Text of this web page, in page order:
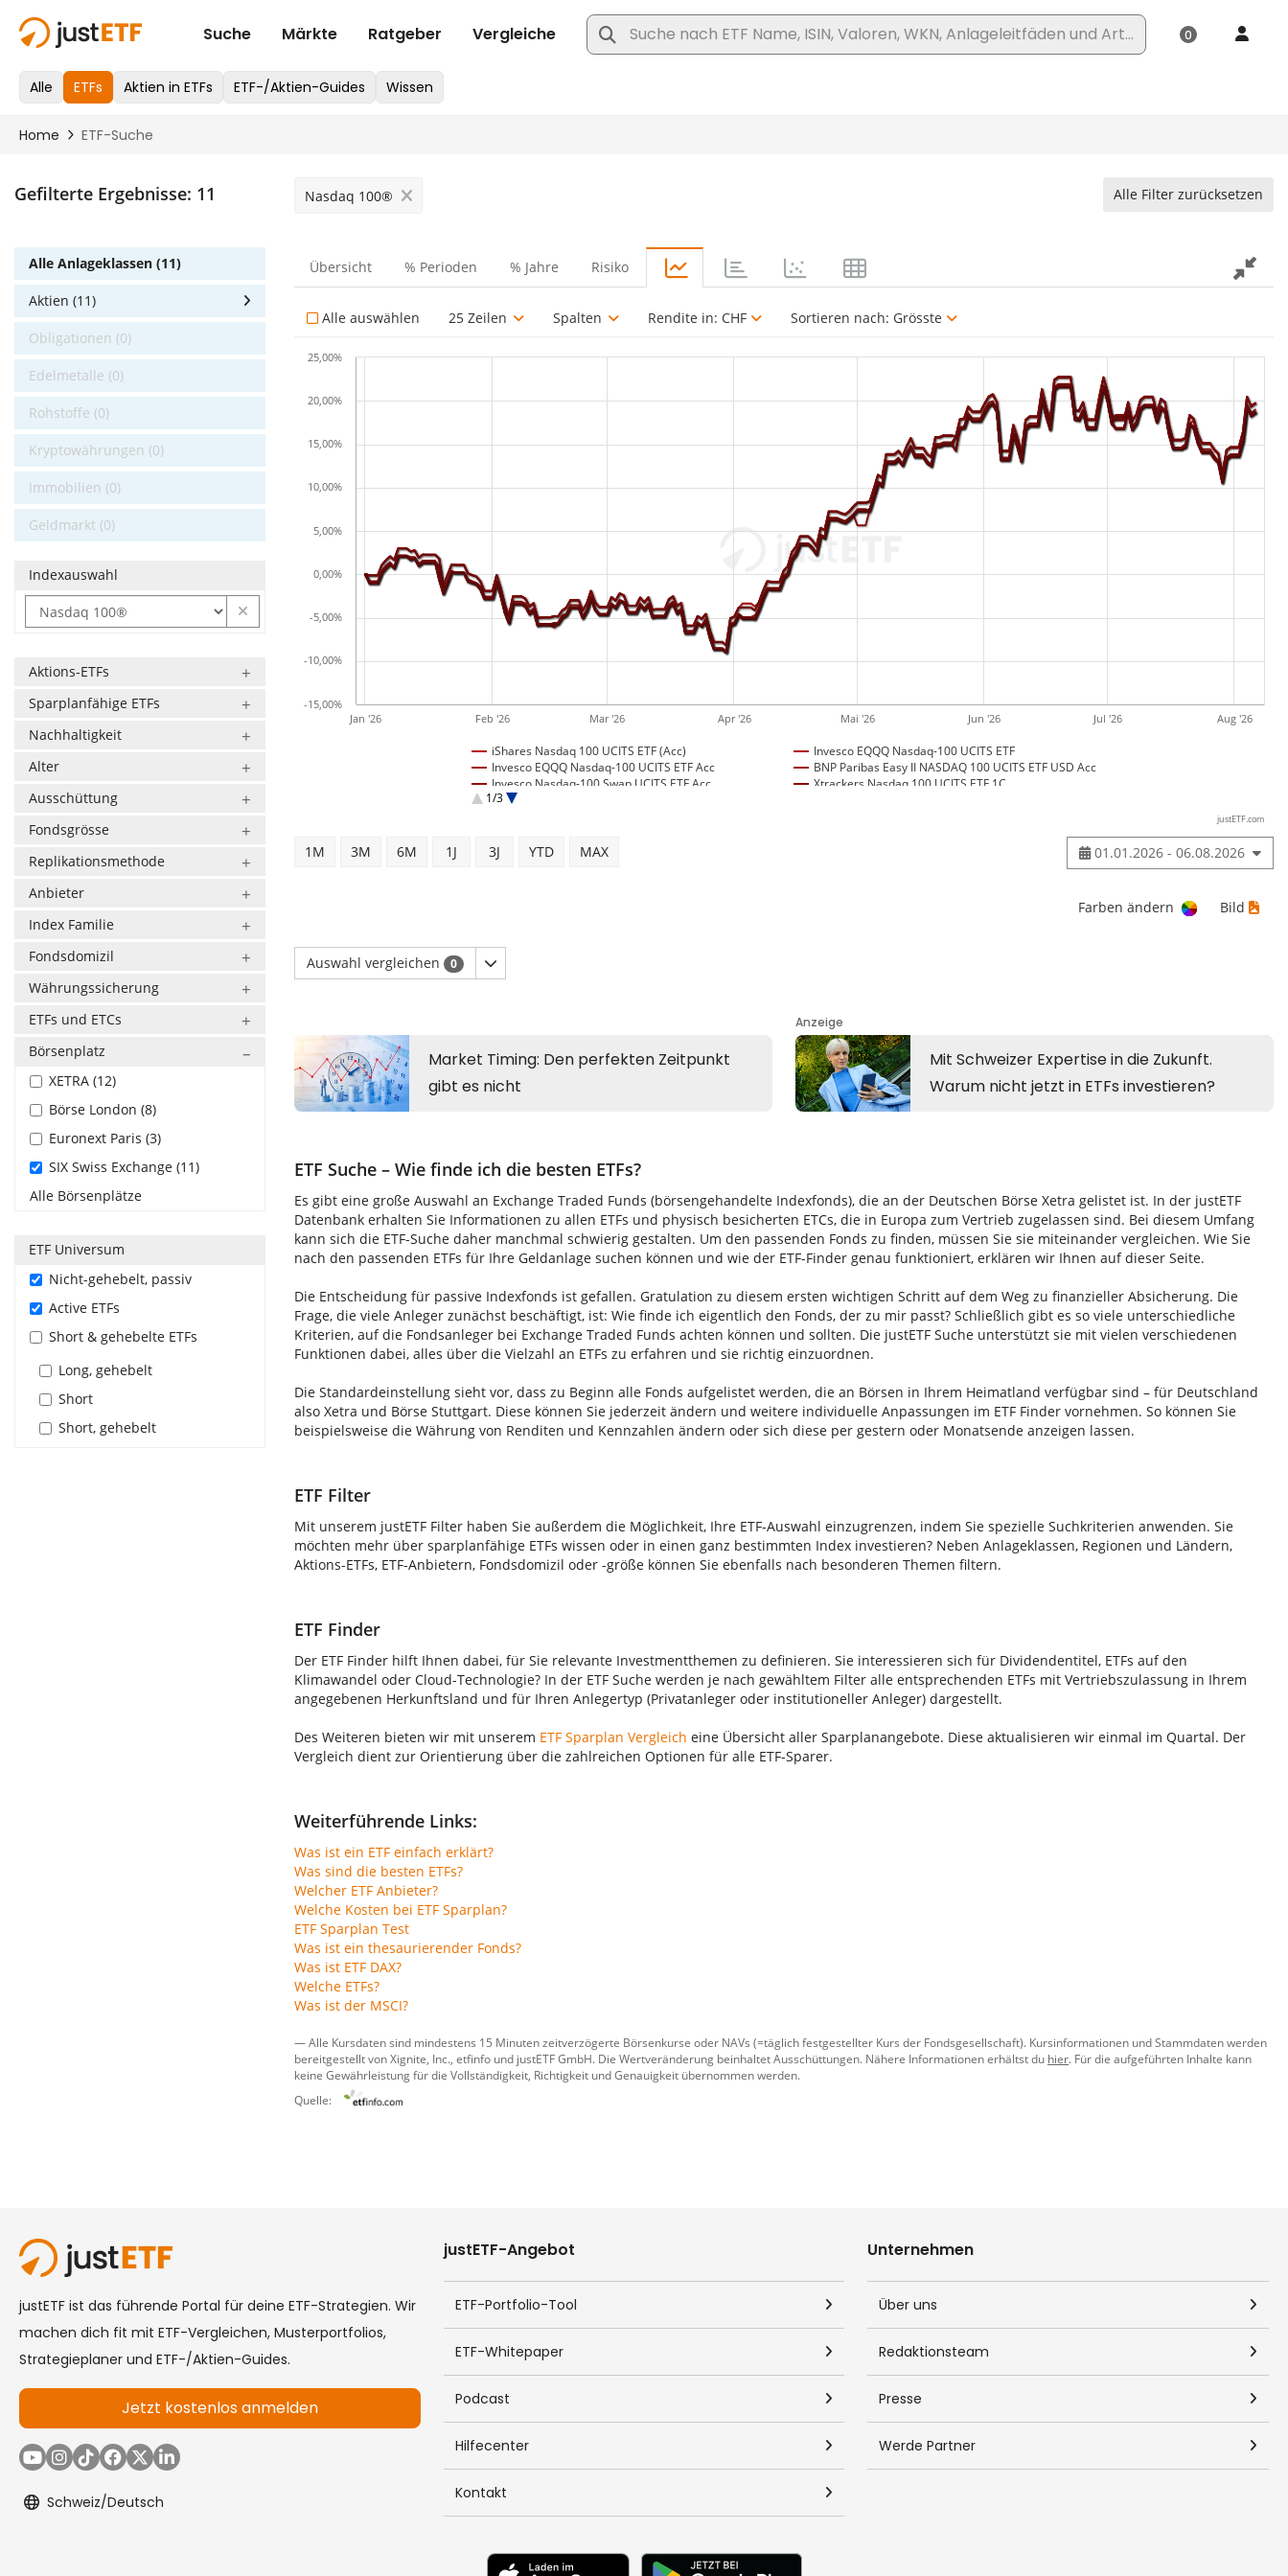
Gefilterte Ergebnisse: 11 Nasdaq 100® Alle Filter zurücksetzen
Alle Anlageklassen (11)
Aktien (11)
Obligationen (0)
Edelmetalle (0)
Rohstoffe (0)
Kryptowährungen (0)
Immobilien (0)
Geldmarkt (0)
Indexauswahl
Aktions-ETFs
Sparplanfähige ETFs
Nachhaltigkeit
Alter
Ausschüttung
Fondsgrösse
Replikationsmethode
Anbieter
Index Familie
Fondsdomizil
Währungssicherung
ETFs und ETCs
Börsenplatz
XETRA (12)
Börse London (8)
Euronext Paris (3)
SIX Swiss Exchange (11)
Alle Börsenplätze
ETF Universum
Nicht-gehebelt, passiv
Active ETFs
Short & gehebelte ETFs
Long, gehebelt
Short
Short, gehebelt
Übersicht % Perioden % Jahre Risiko
Alle auswählen 25 Zeilen Spalten Rendite in: CHF Sortieren nach: Grösste
iShares Nasdaq 100 UCITS ETF (Acc)
Invesco EQQQ Nasdaq-100 UCITS ETF
Invesco EQQQ Nasdaq-100 UCITS ETF Acc
BNP Paribas Easy II NASDAQ 100 UCITS ETF USD Acc
Invesco Nasdaq-100 Swap UCITS ETF Acc
Xtrackers Nasdaq 100 UCITS ETF 1C
Amundi Core Nasdaq-100 Swap UCITS ETF Dist
1/3
Jan '26 Feb '26 Mar '26 Apr '26 Mai '26 Jun '26 Jul '26 Aug '26
-15,00%
-10,00%
-5,00%
0,00%
5,00%
10,00%
15,00%
20,00%
25,00%
justETF.com
1M 3M 6M 1J 3J YTD MAX 01.01.2026 - 06.08.2026
Farben ändern Bild
Auswahl vergleichen 0
ETF Suche – Wie finde ich die besten ETFs?
Es gibt eine große Auswahl an Exchange Traded Funds (börsengehandelte Indexfonds), die an der Deutschen Börse Xetra gelistet ist. In der justETF
Datenbank erhalten Sie Informationen zu allen ETFs und physisch besicherten ETCs, die in Europa zum Vertrieb zugelassen sind. Bei diesem Umfang
kann sich die ETF-Suche daher manchmal schwierig gestalten. Um den passenden Fonds zu finden, müssen Sie sie miteinander vergleichen. Wie Sie
nach den passenden ETFs für Ihre Geldanlage suchen können und wie der ETF-Finder genau funktioniert, erklären wir Ihnen auf dieser Seite.
Die Entscheidung für passive Indexfonds ist gefallen. Gratulation zu diesem ersten wichtigen Schritt auf dem Weg zu finanzieller Absicherung. Die
Frage, die viele Anleger zunächst beschäftigt, ist: Wie finde ich eigentlich den Fonds, der zu mir passt? Schließlich gibt es so viele unterschiedliche
Kriterien, auf die Fondsanleger bei Exchange Traded Funds achten können und sollten. Die justETF Suche unterstützt sie mit vielen verschiedenen
Funktionen dabei, alles über die Vielzahl an ETFs zu erfahren und sie richtig einzuordnen.
Die Standardeinstellung sieht vor, dass zu Beginn alle Fonds aufgelistet werden, die an Börsen in Ihrem Heimatland verfügbar sind – für Deutschland
also Xetra und Börse Stuttgart. Diese können Sie jederzeit ändern und weitere individuelle Anpassungen im ETF Finder vornehmen. So können Sie
beispielsweise die Währung von Renditen und Kennzahlen ändern oder sich diese per gestern oder Monatsende anzeigen lassen.
ETF Filter
Mit unserem justETF Filter haben Sie außerdem die Möglichkeit, Ihre ETF-Auswahl einzugrenzen, indem Sie spezielle Suchkriterien anwenden. Sie
möchten mehr über sparplanfähige ETFs wissen oder in einen ganz bestimmten Index investieren? Neben Anlageklassen, Regionen und Ländern,
Aktions-ETFs, ETF-Anbietern, Fondsdomizil oder -größe können Sie ebenfalls nach besonderen Themen filtern.
ETF Finder
Der ETF Finder hilft Ihnen dabei, für Sie relevante Investmentthemen zu definieren. Sie interessieren sich für Dividendentitel, ETFs auf den
Klimawandel oder Cloud-Technologie? In der ETF Suche werden je nach gewähltem Filter alle entsprechenden ETFs mit Vertriebszulassung in Ihrem
angegebenen Herkunftsland und für Ihren Anlegertyp (Privatanleger oder institutioneller Anleger) dargestellt.
Des Weiteren bieten wir mit unserem ETF Sparplan Vergleich eine Übersicht aller Sparplanangebote. Diese aktualisieren wir einmal im Quartal. Der
Vergleich dient zur Orientierung über die zahlreichen Optionen für alle ETF-Sparer.
Weiterführende Links:
Was ist ein ETF einfach erklärt?
Was sind die besten ETFs?
Welcher ETF Anbieter?
Welche Kosten bei ETF Sparplan?
ETF Sparplan Test
Was ist ein thesaurierender Fonds?
Was ist ETF DAX?
Welche ETFs?
Was ist der MSCI?
— Alle Kursdaten sind mindestens 15 Minuten zeitverzögerte Börsenkurse oder NAVs (=täglich festgestellter Kurs der Fondsgesellschaft). Kursinformationen und Stammdaten werden
bereitgestellt vonXignite, Inc. etfinfo und justETF GmbH. Die Wertveränderung beinhaltet Ausschüttungen. Nähere Informationen erhältst du hier. Für die aufgeführten Inhalte kann
keine Gewährleistung für die Vollständigkeit, Richtigkeit und Genauigkeit übernommen werden.
Quelle: